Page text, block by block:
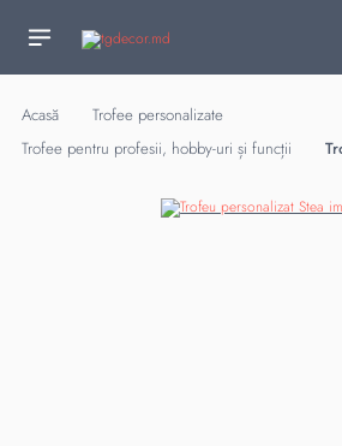
Acasă
Trofee personalizate
Trofee pentru profesii, hobby-uri și funcții